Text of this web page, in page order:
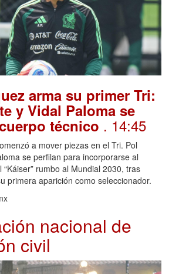
arma su primer Tri:
y Vidal Paloma se
técnico . 14:45
a mover piezas en el Tri. Pol
se perfilan para incorporarse al
rumbo al Mundial 2030, tras
primera aparición como seleccionador.
nacional de
civil